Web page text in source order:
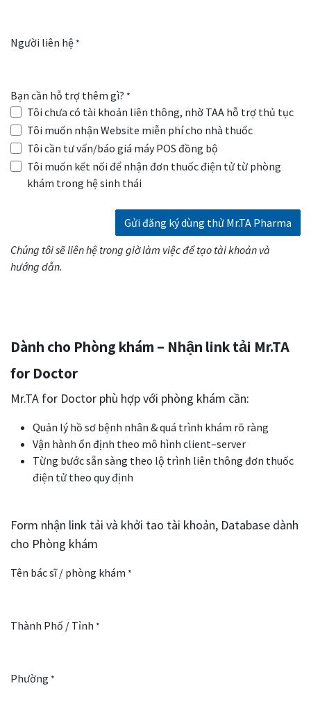
Người liên hệ *
Bạn cần hỗ trợ thêm gì? *
Tôi chưa có tài khoản liên thông, nhờ TAA hỗ trợ thủ tục
Tôi muốn nhận Website miễn phí cho nhà thuốc
Tôi cần tư vấn/báo giá máy POS đồng bộ
Tôi muốn kết nối để nhận đơn thuốc điện tử từ phòng
khám trong hệ sinh thái
Gửi đăng ký dùng thử Mr.TA Pharma
Chúng tôi sẽ liên hệ trong giờ làm việc để tạo tài khoản và
hướng dẫn.
Dành cho Phòng khám – Nhận link tải Mr.TA
for Doctor
Mr.TA for Doctor phù hợp với phòng khám cần:
Quản lý hồ sơ bệnh nhân & quá trình khám rõ ràng
Vận hành ổn định theo mô hình client–server
Từng bước sẵn sàng theo lộ trình liên thông đơn thuốc
điện tử theo quy định
Form nhận link tải và khởi tao tài khoản, Database dành
cho Phòng khám
Tên bác sĩ / phòng khám *
Thành Phố / Tỉnh *
Phường *